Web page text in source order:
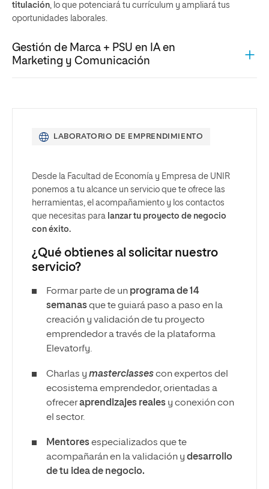
titulación, lo que potenciará tu currículum y ampliará tus
oportunidades laborales.
Gestión de Marca + PSU en IA en
Marketing y Comunicación
LABORATORIO DE EMPRENDIMIENTO
Desde la Facultad de Economía y Empresa de UNIR
ponemos a tu alcance un servicio que te ofrece las
herramientas, el acompañamiento y los contactos
que necesitas para lanzar tu proyecto de negocio
con éxito.
¿Qué obtienes al solicitar nuestro
servicio?
Formar parte de un programa de 14
semanasque te guiará paso a paso en la
creación y validación de tu proyecto
emprendedor a través de la plataforma
Elevatorfy.
Charlas y masterclassescon expertos del
ecosistema emprendedor, orientadas a
ofreceraprendizajes reales y conexión con
el sector.
Mentoresespecializados que te
acompañarán en la validación y desarrollo
de tu idea de negocio.